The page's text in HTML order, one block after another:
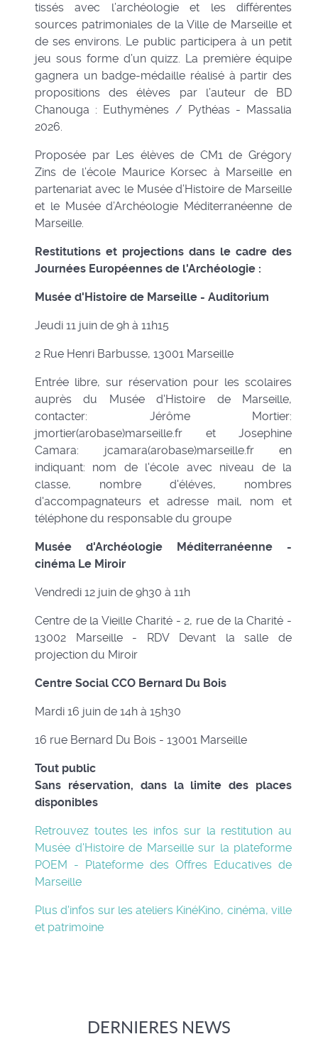
tissés avec l’archéologie et les différentes
sources patrimoniales de la Ville de Marseille et
de ses environs. Le public participera à un petit
jeu sous forme d’un quizz. La première équipe
gagnera un badge-médaille réalisé à partir des
propositions des élèves par l’auteur de BD
Chanouga : Euthymènes / Pythéas - Massalia
2026.
Proposée par Les élèves de CM1 de Grégory
Zins de l’école Maurice Korsec à Marseille en
partenariat avec le Musée d’Histoire de Marseille
et le Musée d’Archéologie Méditerranéenne de
Marseille.
Restitutions et projections dans le cadre des
Journées Européennes de l'Archéologie :
Musée d'Histoire de Marseille - Auditorium
Jeudi 11 juin de 9h à 11h15
2 Rue Henri Barbusse, 13001 Marseille
Entrée libre, sur réservation pour les scolaires
auprès du Musée d'Histoire de Marseille,
contacter: Jérôme Mortier:
jmortier(arobase)marseille.fr et Josephine
Camara: jcamara(arobase)marseille.fr en
indiquant: nom de l'école avec niveau de la
classe, nombre d'éléves, nombres
d'accompagnateurs et adresse mail, nom et
téléphone du responsable du groupe
Musée d'Archéologie Méditerranéenne -
cinéma Le Miroir
Vendredi 12 juin de 9h30 à 11h
Centre de la Vieille Charité - 2, rue de la Charité -
13002 Marseille - RDV Devant la salle de
projection du Miroir
Centre Social CCO Bernard Du Bois
Mardi 16 juin de 14h à 15h30
16 rue Bernard Du Bois - 13001 Marseille
Tout public
Sans réservation, dans la limite des places
disponibles
Retrouvez toutes les infos sur la restitution au
Musée d'Histoire de Marseille sur la plateforme
POEM - Plateforme des Offres Educatives de
Marseille
Plus d'infos sur les ateliers KinéKino, cinéma, ville
et patrimoine
DERNIERES NEWS